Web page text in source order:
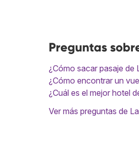
Preguntas
¿Cómo sacar pasaje de
¿Cómo encontrar un
¿Cuál es el mejor hotel
Ver más preguntas de